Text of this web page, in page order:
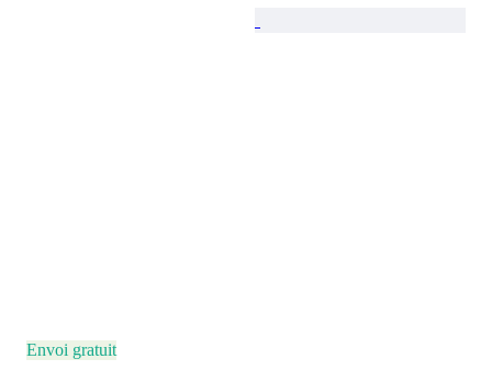
Envoi gratuit